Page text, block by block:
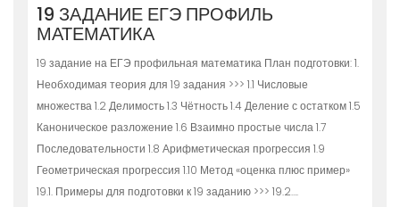
19 ЗАДАНИЕ ЕГЭ ПРОФИЛЬ
МАТЕМАТИКА
19 задание на ЕГЭ профильная математика План подготовки: 1.
Необходимая теория для 19 задания >>> 1.1 Числовые
множества 1.2 Делимость 1.3 Чётность 1.4 Деление с остатком 1.5
Каноническое разложение 1.6 Взаимно простые числа 1.7
Последовательности 1.8 Арифметическая прогрессия 1.9
Геометрическая прогрессия 1.10 Метод «оценка плюс пример»
19.1. Примеры для подготовки к 19 заданию >>> 19.2….